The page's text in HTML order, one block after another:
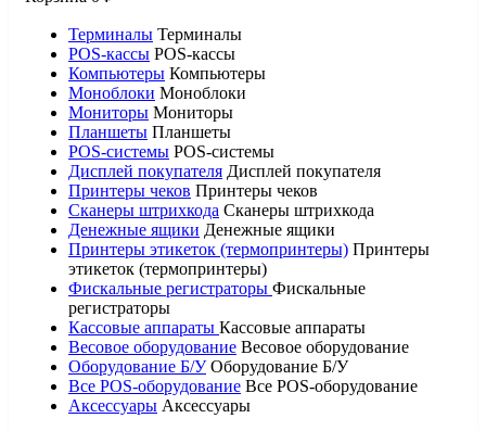
Терминалы Терминалы
POS-кассы POS-кассы
Компьютеры Компьютеры
Моноблоки Моноблоки
Мониторы Мониторы
Планшеты Планшеты
POS-системы POS-системы
Дисплей покупателя Дисплей покупателя
Принтеры чеков Принтеры чеков
Сканеры штрихкода Сканеры штрихкода
Денежные ящики Денежные ящики
Принтеры этикеток (термопринтеры) Принтеры
этикеток (термопринтеры)
Фискальные регистраторы Фискальные
регистраторы
Кассовые аппараты Кассовые аппараты
Весовое оборудование Весовое оборудование
Оборудование Б/У Оборудование Б/У
Все POS-оборудование Все POS-оборудование
Аксессуары Аксессуары